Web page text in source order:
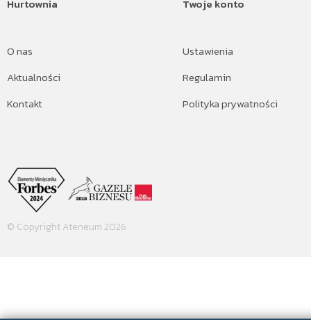
Hurtownia
O nas
Aktualności
Kontakt
Twoje konto
Ustawienia
Regulamin
Polityka prywatności
© Copyright Ateneum 2026